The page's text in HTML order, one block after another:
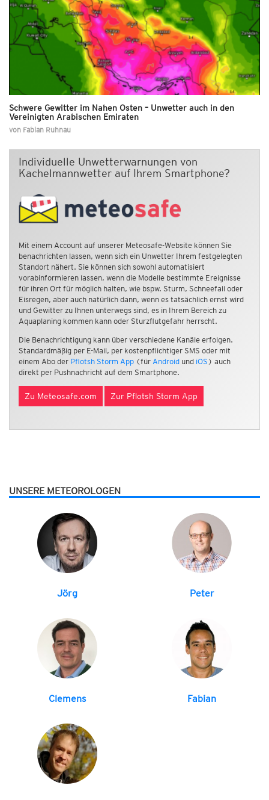
Schwere Gewitter im Nahen Osten – Unwetter auch in den
Vereinigten Arabischen Emiraten
von Fabian Ruhnau
Individuelle Unwetterwarnungen von
Kachelmannwetter auf Ihrem Smartphone?
Mit einem Account auf unserer Meteosafe-Website können Sie
benachrichten lassen, wenn sich ein Unwetter Ihrem festgelegten
Standort nähert. Sie können sich sowohl automatisiert
vorabinformieren lassen, wenn die Modelle bestimmte Ereignisse
für ihren Ort für möglich halten, wie bspw. Sturm, Schneefall oder
Eisregen, aber auch natürlich dann, wenn es tatsächlich ernst wird
und Gewitter zu Ihnen unterwegs sind, es in Ihrem Bereich zu
Aquaplaning kommen kann oder Sturzflutgefahr herrscht.
Die Benachrichtigung kann über verschiedene Kanäle erfolgen.
Standardmäßig per E-Mail, per kostenpflichtiger SMS oder mit
einem Abo der Pflotsh Storm App (für Android und iOS ) auch
direkt per Pushnachricht auf dem Smartphone.
Zu Meteosafe.com Zur Pflotsh Storm App
UNSERE METEOROLOGEN
Jörg Peter
Clemens Fabian